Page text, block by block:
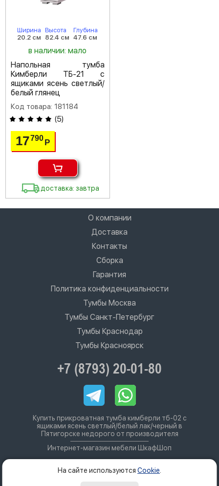
Ширина
20.2 см
Высота
82.4 см
Глубина
47.6 см
в наличии: мало
Напольная тумба
Кимберли ТБ-21 с
ящиками ясень светлый/
белый глянец
Код товара: 181184
(5)
17790Р
доставка: завтра
О компании
Доставка
Контакты
Сборка
Гарантия
Политика конфиденциальности
Тумбы Москва
Тумбы Санкт-Петербург
Тумбы Краснодар
Тумбы Красноярск
+7 (8793) 20-01-80
Купить прикроватная тумба кимберли тб-02 с
ящиками ясень светлый/белый лак/черный в
Пятигорске недорого от производителя
Интернет-магазин мебели ШкафШоп
На сайте используются Cookie